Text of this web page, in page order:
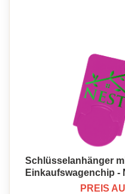
Schlüsselanhänger
Einkaufswagenchip -
PREIS